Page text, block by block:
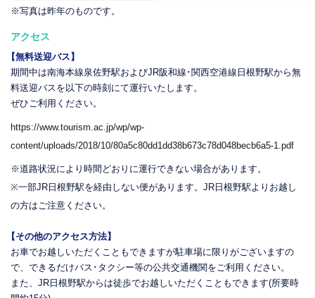
※写真は昨年のものです。
アクセス
【無料送迎バス】
期間中は南海本線泉佐野駅およびJR阪和線･関西空港線日根野駅から無
料送迎バスを以下の時刻にて運行いたします。
ぜひご利用ください。
https://www.tourism.ac.jp/wp/wp-
content/uploads/2018/10/80a5c80dd1dd38b673c78d048becb6a5-1.pdf
※道路状況により時間どおりに運行できない場合があります。
※一部JR日根野駅を経由しない便があります。JR日根野駅よりお越し
の方はご注意ください。
【その他のアクセス方法】
お車でお越しいただくこともできますが駐車場に限りがございますの
で、できるだけバス･タクシー等の公共交通機関をご利用ください。
また、JR日根野駅からは徒歩でお越しいただくこともできます(所要時